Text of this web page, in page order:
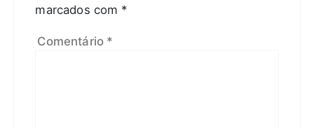
marcados com *
Comentário *